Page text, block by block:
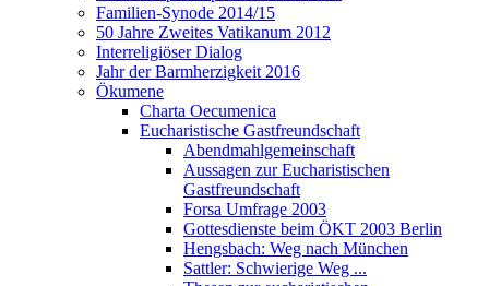
Familien-Synode 2014/15
50 Jahre Zweites Vatikanum 2012
Interreligiöser Dialog
Jahr der Barmherzigkeit 2016
Ökumene
Charta Oecumenica
Eucharistische Gastfreundschaft
Abendmahlgemeinschaft
Aussagen zur Eucharistischen
Gastfreundschaft
Forsa Umfrage 2003
Gottesdienste beim ÖKT 2003 Berlin
Hengsbach: Weg nach München
Sattler: Schwierige Weg ...